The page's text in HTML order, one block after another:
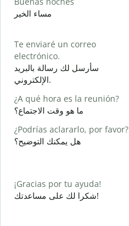
مساء الخير
Te enviaré un correo
electrónico.
سأرسل لك رسالة بالبريد
الإلكتروني.
¿A qué hora es la reunión?
ما هو وقت الاجتماع؟
¿Podrías aclararlo, por favor?
هل يمكنك التوضيح؟
¡Gracias por tu ayuda!
شكرا لك على مساعدتك!